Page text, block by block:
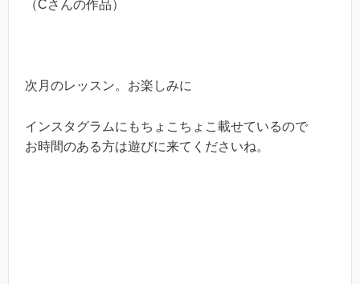
（Cさんの作品）
次月のレッスン。お楽しみに
インスタグラムにもちょこちょこ載せているので
お時間のある方は遊びに来てくださいね。